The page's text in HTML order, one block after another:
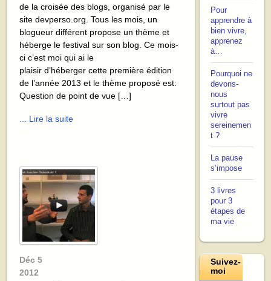
de la croisée des blogs, organisé par le
site devperso.org. Tous les mois, un
blogueur différent propose un thème et
héberge le festival sur son blog. Ce mois-
ci c’est moi qui ai le
plaisir d’héberger cette première édition
de l’année 2013 et le thème proposé est:
Question de point de vue […]
... Lire la suite
Déc 5
2012
Pour
apprendre à
bien vivre,
apprenez
à…
Pourquoi ne
devons-
nous
surtout pas
vivre
sereinemen
t ?
La pause
s’impose
3 livres
pour 3
étapes de
ma vie
Suivez-
moi